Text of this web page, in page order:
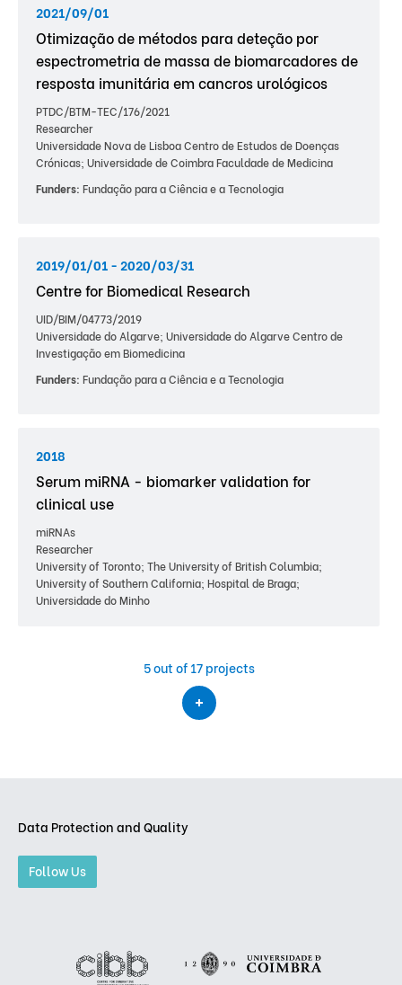
2021/09/01
Otimização de métodos para deteção por
espectrometria de massa de biomarcadores de
resposta imunitária em cancros urológicos
PTDC/BTM-TEC/176/2021
Researcher
Universidade Nova de Lisboa Centro de Estudos de Doenças
Crónicas; Universidade de Coimbra Faculdade de Medicina
Funders: Fundação para a Ciência e a Tecnologia
2019/01/01 - 2020/03/31
Centre for Biomedical Research
UID/BIM/04773/2019
Universidade do Algarve; Universidade do Algarve Centro de
Investigação em Biomedicina
Funders: Fundação para a Ciência e a Tecnologia
2018
Serum miRNA - biomarker validation for
clinical use
miRNAs
Researcher
University of Toronto; The University of British Columbia;
University of Southern California; Hospital de Braga;
Universidade do Minho
5out of 17 projects
Data Protection and Quality
Follow Us